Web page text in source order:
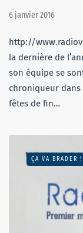
6 janvier 2016
http://
la dernière de
son équipe se
chroniqueur dans
fêtes de fin…
ÇA VA BRADER !